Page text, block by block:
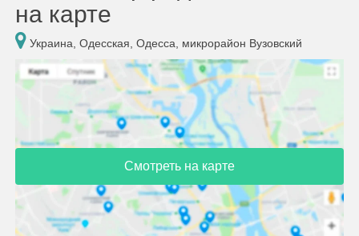
на карте
Украина, Одесская, Одесса, микрорайон Вузовский
Смотреть на карте